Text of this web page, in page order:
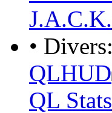
J.A.C.K.
• Divers:
QLHUD
QL Stats